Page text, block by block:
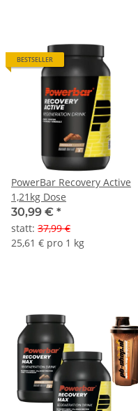
BESTSELLER
PowerBar Recovery Active
1,21kg Dose
30,99 € *
statt: 37,99 €
25,61 € pro 1 kg